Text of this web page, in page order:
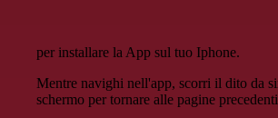
per installare la App sul tuo Iphone.
Mentre navighi nell'app, scorri il dito da
schermo per tornare alle pagine precedenti